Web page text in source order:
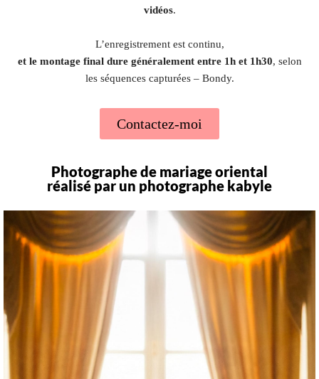
vidéos.
L’enregistrement est continu,
et le montage final dure généralement entre 1h et 1h30, selon
les séquences capturées – Bondy.
Contactez-moi
Photographe de mariage oriental
réalisé par un photographe kabyle